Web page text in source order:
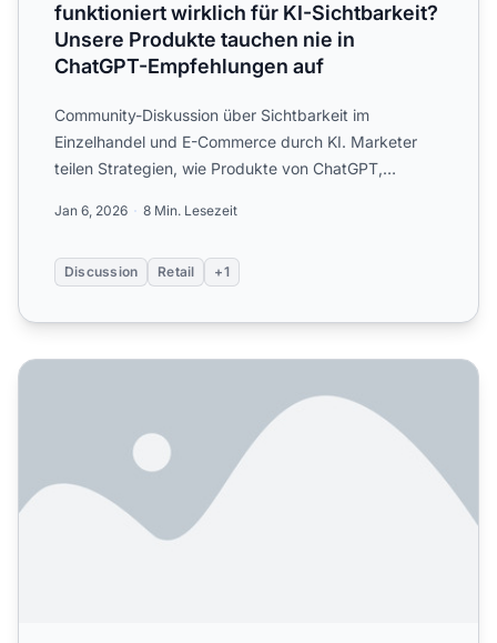
funktioniert wirklich für KI-Sichtbarkeit?
Unsere Produkte tauchen nie in
ChatGPT-Empfehlungen auf
Community-Diskussion über Sichtbarkeit im
Einzelhandel und E-Commerce durch KI. Marketer
teilen Strategien, wie Produkte von ChatGPT,
Jan 6, 2026 8 Min. Lesezeit
Discussion Retail +1
Wie gehen andere Universitäten mit der Sichtbarkeit in